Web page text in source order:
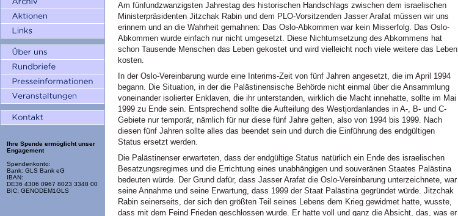
Ihre Spende ermöglicht unser
Engagement
Spendenkonto:
Bank: GLS Bank eG
IBAN:
DE36 4306 0967 8023 3348 00
BIC: GENODEM1GLS
Am fünfundzwanzigsten Jahrestag des historischen Handschlags zwischen dem israelischen
Ministerpräsidenten Jitzchak Rabin und dem PLO-Vorsitzenden Jasser Arafat müssen wir uns
erinnern und an die Wahrheit gemahnen: Das Oslo-Abkommen war kein Misserfolg. Das Oslo-
Abkommen wurde einfach nur nicht umgesetzt. Diese Nichtumsetzung des Abkommens hat
schon Tausende Menschen das Leben gekostet und wird vielleicht noch viele weitere das Leben
kosten.
In der Oslo-Vereinbarung wurde eine Interims-Zeit von fünf Jahren angesetzt, die im April 1994
begann. Die Situation, in der die Palästinensische Behörde nicht einmal über die Ansammlung
voneinander isolierter Enklaven, die ihr unterstanden, wirklich die Macht innehatte, sollte im Mai
1999 zu Ende sein. Entsprechend sollte die Aufteilung des Westjordanlandes in A-, B- und C-
Gebiete nur temporär, nämlich für nur diese fünf Jahre gelten, also von 1994 bis 1999. Nach
diesen fünf Jahren sollte alles das beendet sein und durch die Einführung des endgültigen
Status ersetzt werden.
Die Palästinenser erwarteten, dass der endgültige Status natürlich ein Ende des israelischen
Besatzungsregimes und die Errichtung eines unabhängigen und souveränen Staates Palästina
bedeuten würde. Der Grund dafür, dass Jasser Arafat die Oslo-Vereinbarung unterzeichnete, war
seine Annahme und seine Erwartung, dass 1999 der Staat Palästina gegründet würde. Jitzchak
Rabin seinerseits, der sich den größten Teil seines Lebens dem Krieg gewidmet hatte, wusste,
dass mit dem Feind Frieden geschlossen wurde. Er hatte voll und ganz die Absicht, das, was er